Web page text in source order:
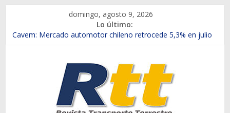
contenido
domingo, agosto 9, 2026
Lo último:
Chile es el primer mercado internacional en lanzar la nueva
Salfa suma vehículos electrificados de Chevrolet en el Biobío
Samex amplía su red con nuevas sucursales en Rancagua y
SINOTRUK Pick-ups presentó la recién estrenada Bolden en
la Expo Compras Públicas 2026